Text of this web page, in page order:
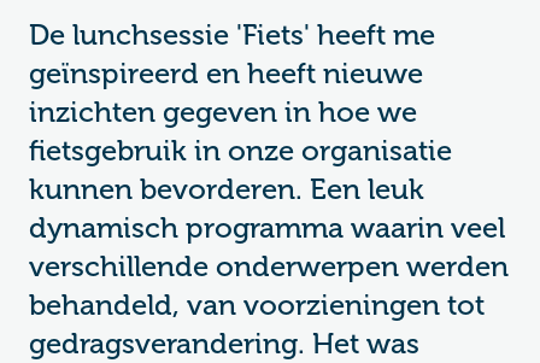
De lunchsessie 'Fiets' heeft me
geïnspireerd en heeft nieuwe
inzichten gegeven in hoe we
fietsgebruik in onze organisatie
kunnen bevorderen. Een leuk
dynamisch programma waarin veel
verschillende onderwerpen werden
behandeld, van voorzieningen tot
gedragsverandering. Het was